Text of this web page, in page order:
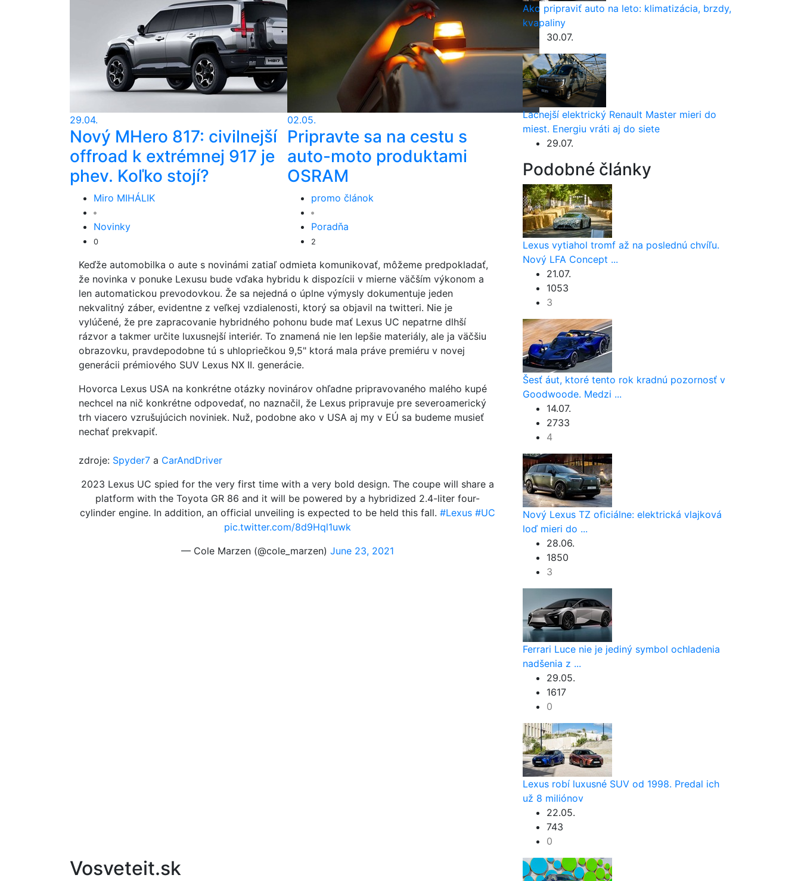
29.04.
Nový MHero 817: civilnejší
offroad k extrémnej 917 je
phev. Koľko stojí?
Miro MIHÁLIK
Novinky
0
02.05.
Pripravte sa na cestu s
auto-moto produktami
OSRAM
promo článok
Poradňa
2
Keďže automobilka o aute s novinámi zatiaľ odmieta komunikovať, môžeme predpokladať,
že novinka v ponuke Lexusu bude vďaka hybridu k dispozícii v mierne väčším výkonom a
len automatickou prevodovkou. Že sa nejedná o úplne výmysly dokumentuje jeden
nekvalitný záber, evidentne z veľkej vzdialenosti, ktorý sa objavil na twitteri. Nie je
vylúčené, že pre zapracovanie hybridného pohonu bude mať Lexus UC nepatrne dlhší
rázvor a takmer určite luxusnejší interiér. To znamená nie len lepšie materiály, ale ja väčšiu
obrazovku, pravdepodobne tú s uhlopriečkou 9,5" ktorá mala práve premiéru v novej
generácii prémiového SUV Lexus NX II. generácie.
Hovorca Lexus USA na konkrétne otázky novinárov ohľadne pripravovaného malého kupé
nechcel na nič konkrétne odpovedať, no naznačil, že Lexus pripravuje pre severoamerický
trh viacero vzrušujúcich noviniek. Nuž, podobne ako v USA aj my v EÚ sa budeme musieť
nechať prekvapiť.
zdroje: Spyder7 a CarAndDriver
2023 Lexus UC spied for the very first time with a very bold design. The coupe will share a
platform with the Toyota GR 86 and it will be powered by a hybridized 2.4-liter four-
cylinder engine. In addition, an official unveiling is expected to be held this fall. #Lexus #UC
pic.twitter.com/8d9Hql1uwk
— Cole Marzen (@cole_marzen) June 23, 2021
Vosveteit.sk
Ako pripraviť auto na leto: klimatizácia, brzdy,
kvapaliny
30.07.
Lacnejší elektrický Renault Master mieri do
miest. Energiu vráti aj do siete
29.07.
Podobné články
Lexus vytiahol tromf až na poslednú chvíľu.
Nový LFA Concept ...
21.07.
1053
3
Šesť áut, ktoré tento rok kradnú pozornosť v
Goodwoode. Medzi ...
14.07.
2733
4
Nový Lexus TZ oficiálne: elektrická vlajková
loď mieri do ...
28.06.
1850
3
Ferrari Luce nie je jediný symbol ochladenia
nadšenia z ...
29.05.
1617
0
Lexus robí luxusné SUV od 1998. Predal ich
už 8 miliónov
22.05.
743
0